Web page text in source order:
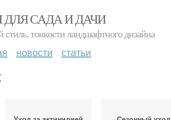
ДЛЯ САДА И ДАЧИ
стиль, тонкости ландшафтного дизайна
новости статьи